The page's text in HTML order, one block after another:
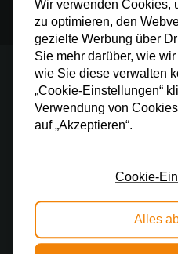
Sichere Zahlung im
Stay up to date
Abonnieren Sie unseren
über alle Aktionen
Entdecken
Wir verwenden Cookies,
zu optimieren, den
gezielte Werbung über
Sie mehr darüber, wie
wie Sie diese verwalten
„Cookie-Einstellungen“
Verwendung von
auf „Akzeptieren“.
Cookie-
Alles